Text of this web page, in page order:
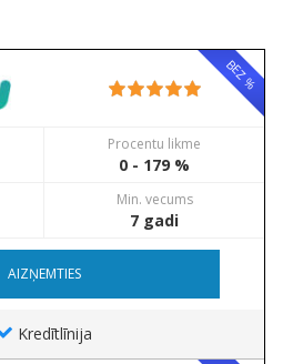
BEZ %
Procentu likme
0 - 179 %
Min. vecums
7 gadi
AIZŅEMTIES
Kredītlīnija